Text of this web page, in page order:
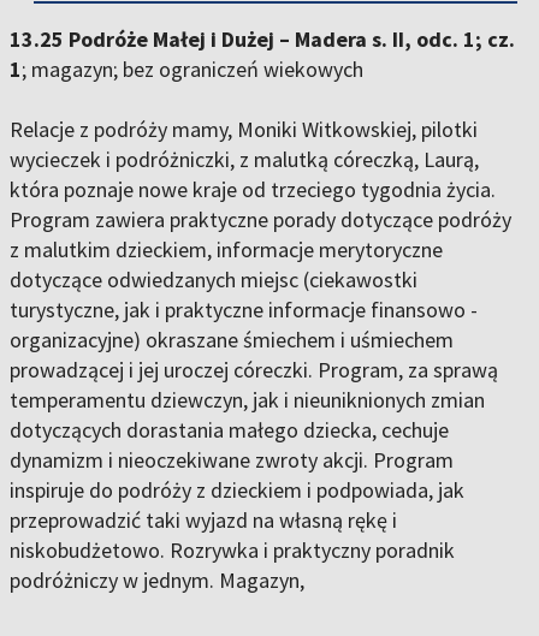
13.25 Podróże Małej i Dużej – Madera s. II, odc. 1; cz.
1; magazyn; bez ograniczeń wiekowych
Relacje z podróży mamy, Moniki Witkowskiej, pilotki
wycieczek i podróżniczki, z malutką córeczką, Laurą,
która poznaje nowe kraje od trzeciego tygodnia życia.
Program zawiera praktyczne porady dotyczące podróży
z malutkim dzieckiem, informacje merytoryczne
dotyczące odwiedzanych miejsc (ciekawostki
turystyczne, jak i praktyczne informacje finansowo -
organizacyjne) okraszane śmiechem i uśmiechem
prowadzącej i jej uroczej córeczki. Program, za sprawą
temperamentu dziewczyn, jak i nieuniknionych zmian
dotyczących dorastania małego dziecka, cechuje
dynamizm i nieoczekiwane zwroty akcji. Program
inspiruje do podróży z dzieckiem i podpowiada, jak
przeprowadzić taki wyjazd na własną rękę i
niskobudżetowo. Rozrywka i praktyczny poradnik
podróżniczy w jednym. Magazyn,